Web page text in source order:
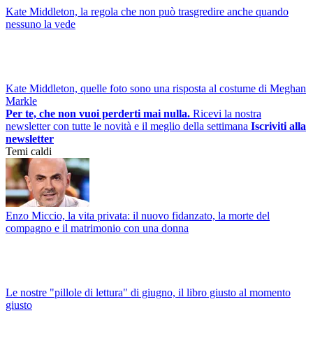
Kate Middleton, la regola che non può trasgredire anche quando
nessuno la vede
Kate Middleton, quelle foto sono una risposta al costume di Meghan
Markle
Per te, che non vuoi perderti mai nulla. Ricevi la nostra
newsletter con tutte le novità e il meglio della settimana Iscriviti alla
newsletter
Temi caldi
Enzo Miccio, la vita privata: il nuovo fidanzato, la morte del
compagno e il matrimonio con una donna
Le nostre "pillole di lettura" di giugno, il libro giusto al momento
giusto